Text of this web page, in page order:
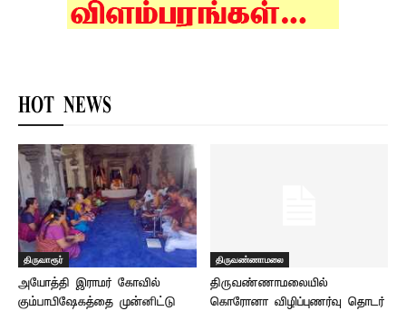
HOT NEWS
திருவாரூர்
அயோத்தி இராமர் கோவில்
கும்பாபிஷேகத்தை முன்னிட்டு
திருவண்ணாமலை
திருவண்ணாமலையில்
கொரோனா விழிப்புணர்வு தொடர்